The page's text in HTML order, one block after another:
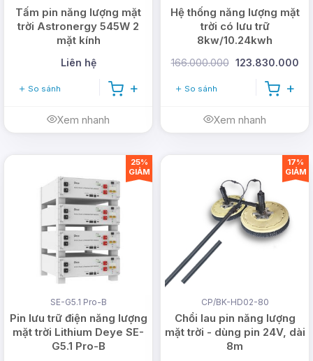
Tấm pin năng lượng mặt
trời Astronergy 545W 2
mặt kính
Liên hệ
So sánh
Xem nhanh
Hệ thống năng lượng mặt
trời có lưu trữ
8kw/10.24kwh
166.000.000 123.830.000
So sánh
Xem nhanh
SE-G5.1 Pro-B
Pin lưu trữ điện năng lượng
mặt trời Lithium Deye SE-
G5.1 Pro-B
25%
GIẢM
CP/BK-HD02-80
Chổi lau pin năng lượng
mặt trời - dùng pin 24V, dài
8m
17%
GIẢM